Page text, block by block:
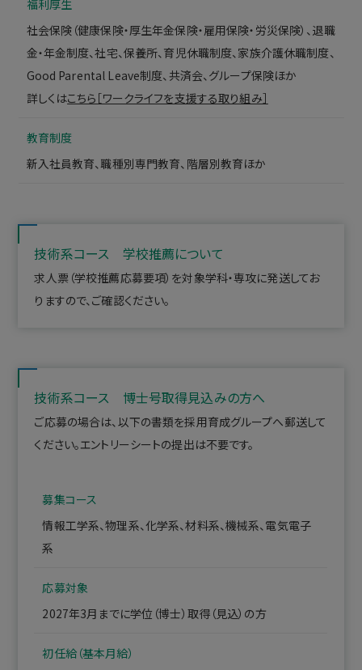
福利厚生
社会保険（健康保険・厚生年金保険・雇用保険・労災保険）、退職
金・年金制度、社宅、保養所、育児休職制度、家族介護休職制度、
Good Parental Leave制度、共済会、グループ保険ほか
詳しくはこちら［ワークライフを支援する取り組み］
教育制度
新入社員教育、職種別専門教育、階層別教育ほか
技術系コース 学校推薦について
求人票（学校推薦応募要項）を対象学科・専攻に発送してお
りますので、ご確認ください。
技術系コース 博士号取得見込みの方へ
ご応募の場合は、以下の書類を採用育成グループへ郵送して
ください。エントリーシートの提出は不要です。
募集コース
情報工学系、物理系、化学系、材料系、機械系、電気電子
系
応募対象
2027年3月までに学位（博士）取得（見込）の方
初任給（基本月給）